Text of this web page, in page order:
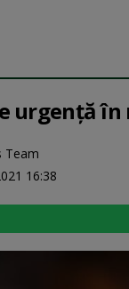
urgență în
Team
16:38